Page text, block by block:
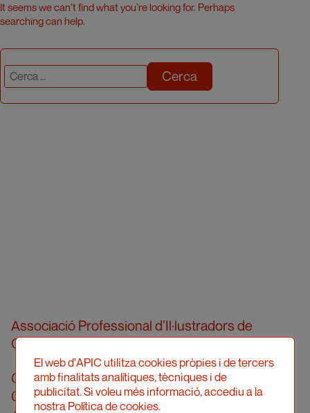
It seems we can’t find what you’re looking for. Perhaps
searching can help.
Cerca:
Associació Professional d’Il·lustradors de
Catalunya
Carrer Londres, 96, pral. 2a
08036 Barcelona
El web d'APIC utilitza cookies pròpies i de tercers
amb finalitats analítiques, tècniques i de
publicitat. Si voleu més informació, accediu a la
nostra Política de cookies.